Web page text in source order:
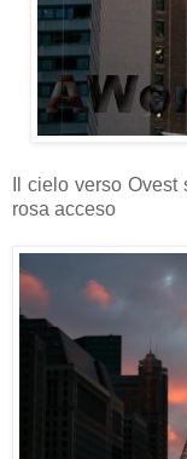
Il cielo verso
rosa acceso